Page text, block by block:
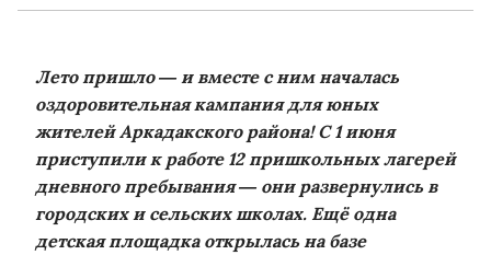
Лето пришло — и вместе с ним началась
оздоровительная кампания для юных
жителей Аркадакского района! С 1 июня
приступили к работе 12 пришкольных лагерей
дневного пребывания — они развернулись в
городских и сельских школах. Ещё одна
детская площадка открылась на базе